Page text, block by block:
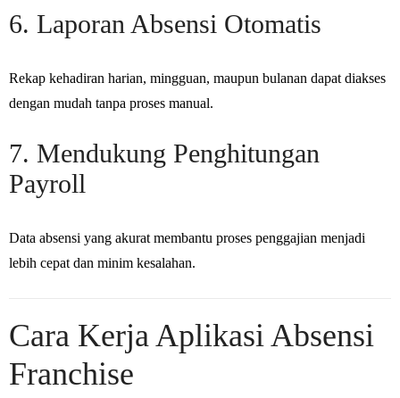
6. Laporan Absensi Otomatis
Rekap kehadiran harian, mingguan, maupun bulanan dapat diakses
dengan mudah tanpa proses manual.
7. Mendukung Penghitungan
Payroll
Data absensi yang akurat membantu proses penggajian menjadi
lebih cepat dan minim kesalahan.
Cara Kerja Aplikasi Absensi
Franchise